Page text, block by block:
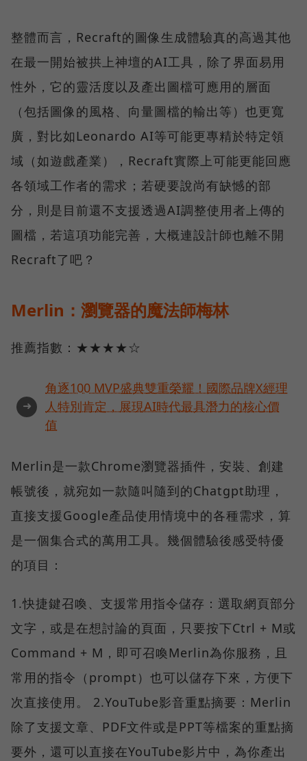
整體而言，Recraft的圖像生成體驗真的高過其他
在最一開始被拱上神壇的AI工具，除了界面易用
性外，它的靈活度以及產出圖檔可應用的層面
（包括圖像的風格、向量圖檔的輸出等）也更寬
廣，對比如Leonardo AI等可能更專精於特定領
域（如遊戲產業），Recraft實際上可能更能回應
各領域工作者的需求；若硬要說尚有缺憾的部
分，則是目前還不支援透過AI調整使用者上傳的
圖檔，若這項功能完善，大概連設計師也離不開
Recraft了吧？
Merlin：瀏覽器的魔法師梅林
推薦指數：★★★★☆
➜
角逐100 MVP盛典雙重榮耀！國際品牌X經理
人特別肯定，展現AI時代最具潛力的核心價
值
Merlin是一款Chrome瀏覽器插件，安裝、創建
帳號後，就宛如一款隨叫隨到的Chatgpt助理，
直接支援Google產品使用情境中的各種需求，算
是一個集合式的萬用工具。幾個體驗後感受特優
的項目：
1.快捷鍵召喚、支援常用指令儲存：選取網頁部分
文字，或是在想討論的頁面，只要按下Ctrl + M或
Command + M，即可召喚Merlin為你服務，且
常用的指令（prompt）也可以儲存下來，方便下
次直接使用。 2.YouTube影音重點摘要：Merlin
除了支援文章、PDF文件或是PPT等檔案的重點摘
要外，還可以直接在YouTube影片中，為你產出